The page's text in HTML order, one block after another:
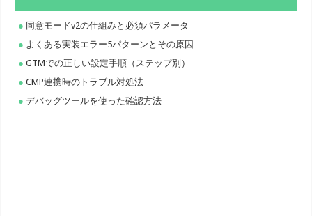
同意モードv2の仕組みと必須パラメータ
よくある実装エラー5パターンとその原因
GTMでの正しい設定手順（ステップ別）
CMP連携時のトラブル対処法
デバッグツールを使った確認方法